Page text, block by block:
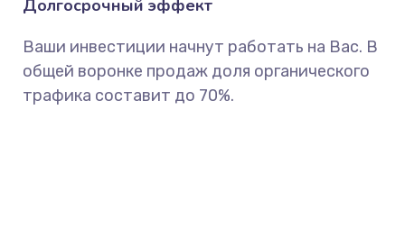
Долгосрочный эффект
Ваши инвестиции начнут работать на Вас. В
общей воронке продаж доля органического
трафика составит до 70%.